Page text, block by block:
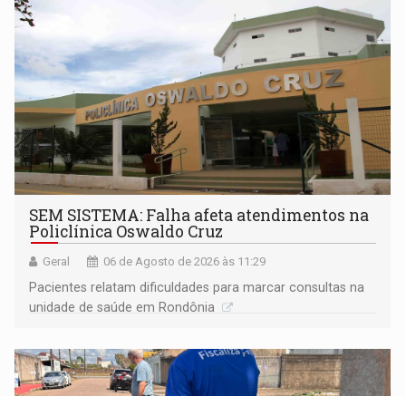
SEM SISTEMA: Falha afeta atendimentos na
Policlínica Oswaldo Cruz
Geral 06 de Agosto de 2026 às 11:29
Pacientes relatam dificuldades para marcar consultas na
unidade de saúde em Rondônia